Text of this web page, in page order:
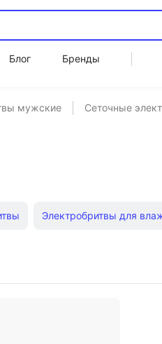
Блог Бренды
мужские Сеточные
Электробритвы для
для влажного бритья